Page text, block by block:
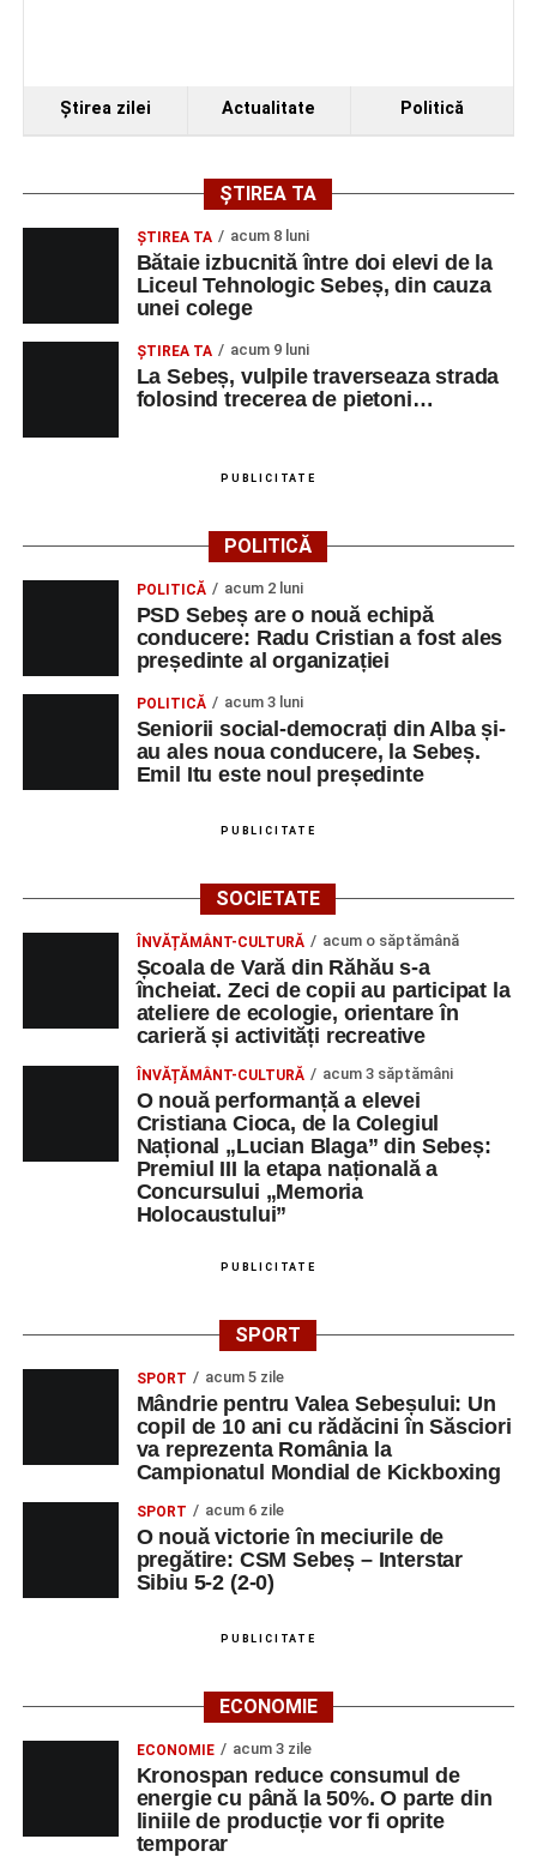
Ştirea zilei Actualitate Politică
ȘTIREA TA
ŞTIREA TA acum 8 luni
Bătaie izbucnită între doi elevi de la
Liceul Tehnologic Sebeș, din cauza
unei colege
ŞTIREA TA acum 9 luni
La Sebeș, vulpile traverseaza strada
folosind trecerea de pietoni…
PUBLICITATE
POLITICĂ
POLITICĂ acum 2 luni
PSD Sebeș are o nouă echipă
conducere: Radu Cristian a fost ales
președinte al organizației
POLITICĂ acum 3 luni
Seniorii social-democrați din Alba și-
au ales noua conducere, la Sebeș.
Emil Itu este noul președinte
PUBLICITATE
SOCIETATE
ÎNVĂȚĂMÂNT-CULTURĂ acum o săptămână
Școala de Vară din Răhău s-a
încheiat. Zeci de copii au participat la
ateliere de ecologie, orientare în
carieră și activități recreative
ÎNVĂȚĂMÂNT-CULTURĂ acum 3 săptămâni
O nouă performanță a elevei
Cristiana Cioca, de la Colegiul
Național „Lucian Blaga” din Sebeș:
Premiul III la etapa națională a
Concursului „Memoria
Holocaustului”
PUBLICITATE
SPORT
SPORT acum 5 zile
Mândrie pentru Valea Sebeșului: Un
copil de 10 ani cu rădăcini în Săsciori
va reprezenta România la
Campionatul Mondial de Kickboxing
SPORT acum 6 zile
O nouă victorie în meciurile de
pregătire: CSM Sebeș – Interstar
Sibiu 5-2 (2-0)
PUBLICITATE
ECONOMIE
ECONOMIE acum 3 zile
Kronospan reduce consumul de
energie cu până la 50%. O parte din
liniile de producție vor fi oprite
temporar